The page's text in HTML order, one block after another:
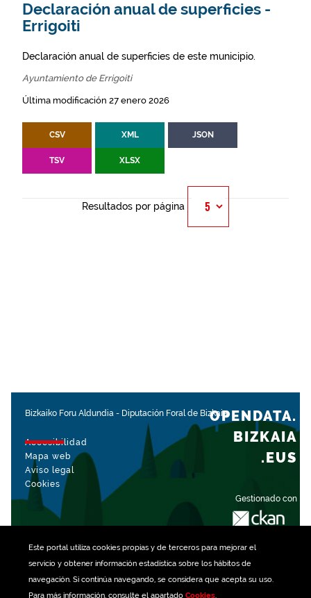
Este portal utiliza cookiespropias y de terceros para mejorar el
servicio y obtener información estadística sobre los hábitos de
navegación. Si continúa navegando, se considera que acepta su uso.
Para más información, consulte el apartado Cookies.
Declaración anual de superficies -
Errigoiti
Declaración anual de superficies de este municipio.
Ayuntamiento de Errigoiti
Última modificación 27 enero 2026
CSV XML JSON
TSV XLSX
Resultados por página
Bizkaiko Foru Aldundia - Diputación Foral de Bizkaia
Accesibilidad
Mapa web
Aviso legal
Cookies
Gestionado con
OPENDATA.
BIZKAIA
.EUS